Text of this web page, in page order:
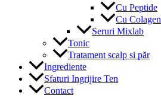
Cu Peptide
Cu Colagen
Seruri Mixlab
Tonic
Tratament scalp si păr
Ingrediente
Sfaturi Ingrijire Ten
Contact